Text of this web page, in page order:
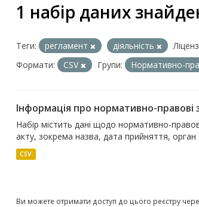
1 набір даних
Теги: регламент діяльність
Формати:
CSV Групи: Нормативно-
Інформація про нормативно-правові
Набір містить дані щодо нормативно-
акту, зокрема назва, дата прийняття, орган
CSV
Ви можете отримати доступ до цього реєстру